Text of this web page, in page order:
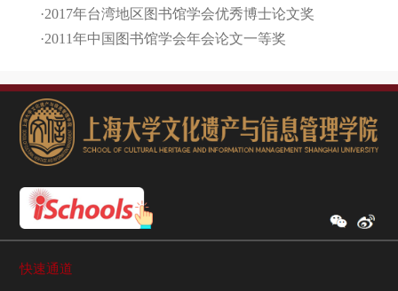
·2017年台湾地区图书馆学会优秀博士论文奖
·2011年中国图书馆学会年会论文一等奖
快速通道